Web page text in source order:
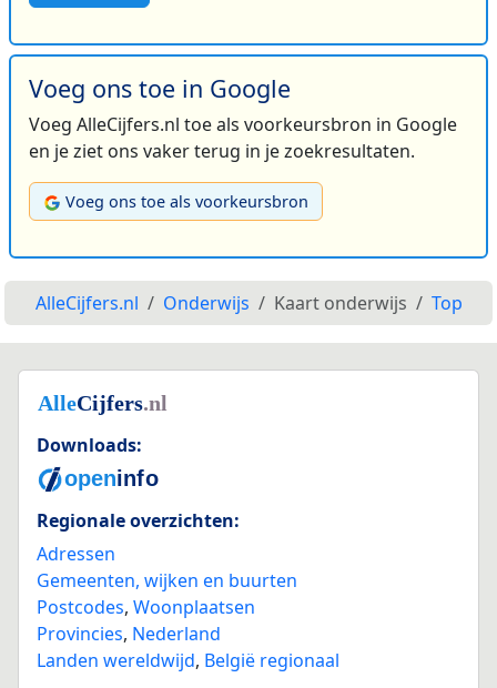
Voeg ons toe in Google
Voeg AlleCijfers.nl toe als voorkeursbron in Google
en je ziet ons vaker terug in je zoekresultaten.
Voeg ons toe als voorkeursbron
AlleCijfers.nl Onderwijs Kaart onderwijs Top
Downloads:
Regionale overzichten:
Adressen
Gemeenten, wijken en buurten
Postcodes, Woonplaatsen
Provincies, Nederland
Landen wereldwijd, België regionaal